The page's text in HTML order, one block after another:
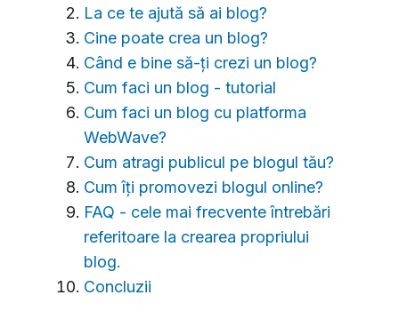
La ce te ajută să ai blog?
Cine poate crea un blog?
Când e bine să-ți crezi un blog?
Cum faci un blog - tutorial
Cum faci un blog cu platforma
WebWave?
Cum atragi publicul pe blogul tău?
Cum îți promovezi blogul online?
FAQ - cele mai frecvente întrebări
referitoare la crearea propriului
blog.
Concluzii